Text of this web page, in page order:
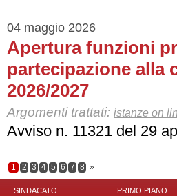
04 maggio 2026
Apertura funzioni
partecipazione alla
2026/2027
Argomenti trattati: istanze on
Avviso n. 11321 del 29
1 2 3 4 5 6 7 8 »
SINDACATO
PRIMO PIANO